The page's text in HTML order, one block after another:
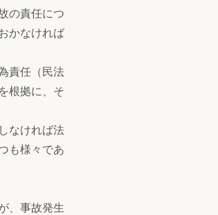
の責任につ
かなければ
責任（民法
根拠に、そ
なければ法
も様々であ
、事故発生